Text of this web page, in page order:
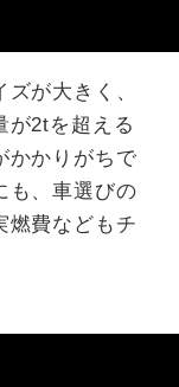
が大きく、
が2tを超える
かかりがちで
も、車選びの
燃費などもチ